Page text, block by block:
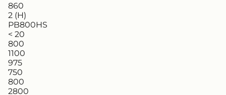
860
2 (H)
PB800HS
< 20
800
1100
975
750
800
2800